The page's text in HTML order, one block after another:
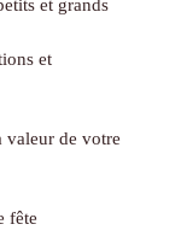
et
valeur de votre
fête